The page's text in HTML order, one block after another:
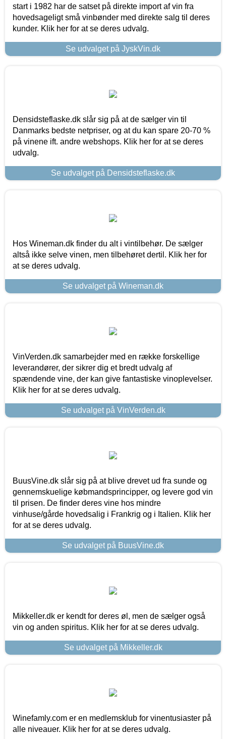
start i 1982 har de satset på direkte import af vin fra
hovedsageligt små vinbønder med direkte salg til deres
kunder. Klik her for at se deres udvalg.
Se udvalget på JyskVin.dk
Densidsteflaske.dk slår sig på at de sælger vin til
Danmarks bedste netpriser, og at du kan spare 20-70 %
på vinene ift. andre webshops. Klik her for at se deres
udvalg.
Se udvalget på Densidsteflaske.dk
Hos Wineman.dk finder du alt i vintilbehør. De sælger
altså ikke selve vinen, men tilbehøret dertil. Klik her for
at se deres udvalg.
Se udvalget på Wineman.dk
VinVerden.dk samarbejder med en række forskellige
leverandører, der sikrer dig et bredt udvalg af
spændende vine, der kan give fantastiske vinoplevelser.
Klik her for at se deres udvalg.
Se udvalget på VinVerden.dk
BuusVine.dk slår sig på at blive drevet ud fra sunde og
gennemskuelige købmandsprincipper, og levere god vin
til prisen. De finder deres vine hos mindre
vinhuse/gårde hovedsalig i Frankrig og i Italien. Klik her
for at se deres udvalg.
Se udvalget på BuusVine.dk
Mikkeller.dk er kendt for deres øl, men de sælger også
vin og anden spiritus. Klik her for at se deres udvalg.
Se udvalget på Mikkeller.dk
Winefamly.com er en medlemsklub for vinentusiaster på
alle niveauer. Klik her for at se deres udvalg.